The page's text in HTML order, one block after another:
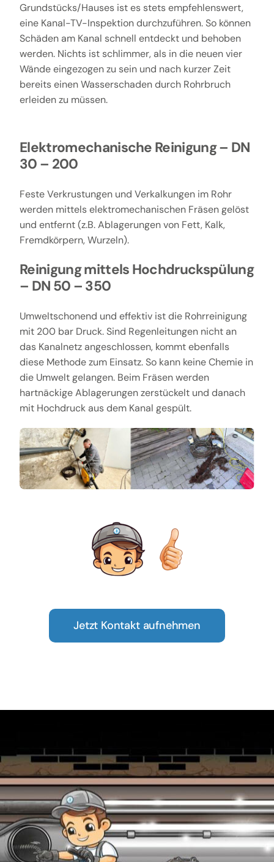
Grundstücks/Hauses ist es stets empfehlenswert,
eine Kanal-TV-Inspektion durchzuführen. So können
Schäden am Kanal schnell entdeckt und behoben
werden. Nichts ist schlimmer, als in die neuen vier
Wände eingezogen zu sein und nach kurzer Zeit
bereits einen Wasserschaden durch Rohrbruch
erleiden zu müssen.
Elektromechanische Reinigung – DN
30 – 200
Feste Verkrustungen und Verkalkungen im Rohr
werden mittels elektromechanischen Fräsen gelöst
und entfernt (z.B. Ablagerungen von Fett, Kalk,
Fremdkörpern, Wurzeln).
Reinigung mittels Hochdruckspülung
– DN 50 – 350
Umweltschonend und effektiv ist die Rohrreinigung
mit 200 bar Druck. Sind Regenleitungen nicht an
das Kanalnetz angeschlossen, kommt ebenfalls
diese Methode zum Einsatz. So kann keine Chemie in
die Umwelt gelangen. Beim Fräsen werden
hartnäckige Ablagerungen zerstückelt und danach
mit Hochdruck aus dem Kanal gespült.
Jetzt Kontakt aufnehmen